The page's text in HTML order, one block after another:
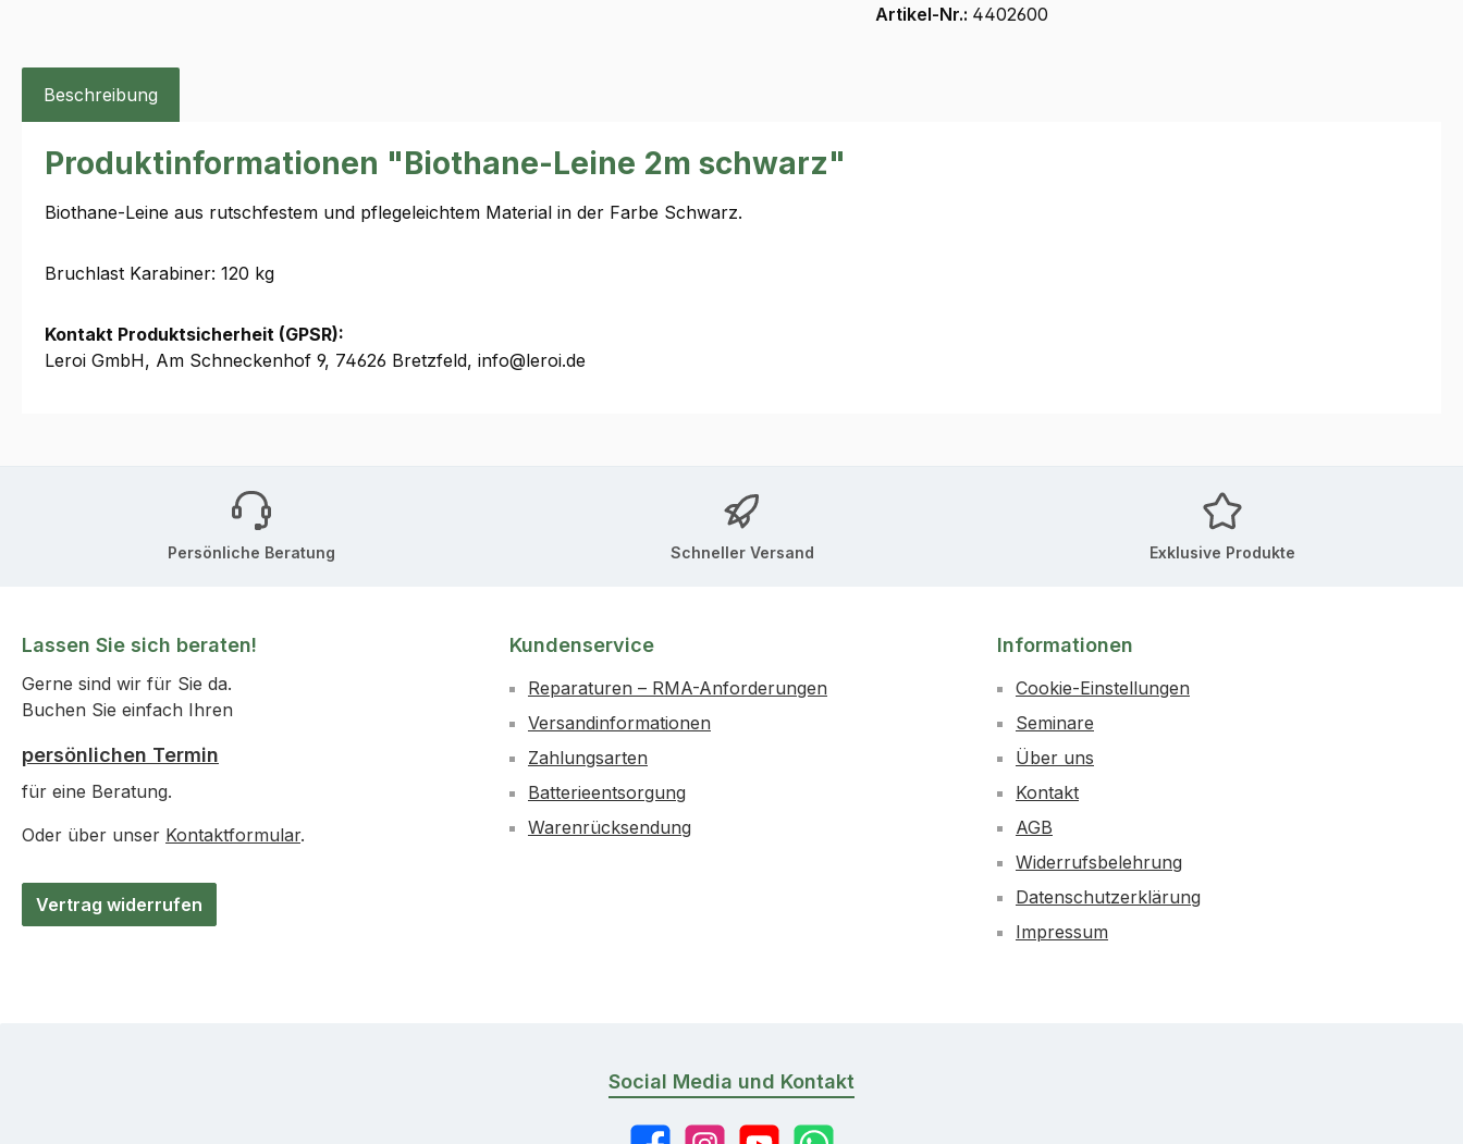
Artikel-Nr.: 4402600
Beschreibung
Produktinformationen "Biothane-Leine 2m schwarz"
Biothane-Leine aus rutschfestem und pflegeleichtem Material in der Farbe Schwarz.
Bruchlast Karabiner: 120 kg
Kontakt Produktsicherheit (GPSR):
Leroi GmbH, Am Schneckenhof 9, 74626 Bretzfeld, info@leroi.de
Persönliche Beratung Schneller Versand Exklusive Produkte
Lassen Sie sich beraten!
Gerne sind wir für Sie da.
Buchen Sie einfach Ihren
persönlichen Termin
für eine Beratung.
Oder über unser Kontaktformular.
Vertrag widerrufen
Kundenservice
Reparaturen – RMA-Anforderungen
Versandinformationen
Zahlungsarten
Batterieentsorgung
Warenrücksendung
Informationen
Cookie-Einstellungen
Seminare
Über uns
Kontakt
AGB
Widerrufsbelehrung
Datenschutzerklärung
Impressum
Social Media und Kontakt